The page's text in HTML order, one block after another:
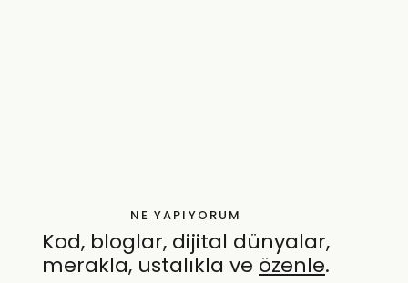
NE YAPIYORUM
Kod, bloglar, dijital dünyalar,
merakla, ustalıkla ve özenle.